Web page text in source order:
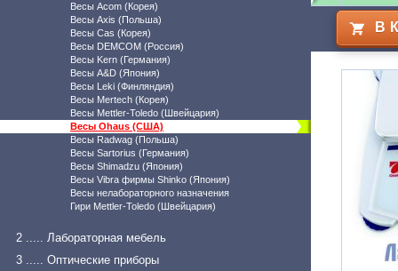
Весы Acom (Корея)
Весы Axis (Польша)
Весы Cas (Корея)
Весы DEMCOM (Россия)
Весы Kern (Германия)
Весы A&D (Япония)
Весы Leki (Финляндия)
Весы Mertech (Корея)
Весы Mettler-Toledo (Швейцария)
Весы Ohaus (США)
Весы Radwag (Польша)
Весы Sartorius (Германия)
Весы Shimadzu (Япония)
Весы Vibra фирмы Shinko (Япония)
Весы нелабораторного назначения
Гири Mettler-Toledo (Швейцария)
2 ..... Лабораторная мебель
3 ..... Оптические приборы
В